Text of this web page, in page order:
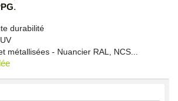
.
durabilité
métallisées - Nuancier RAL, NCS...